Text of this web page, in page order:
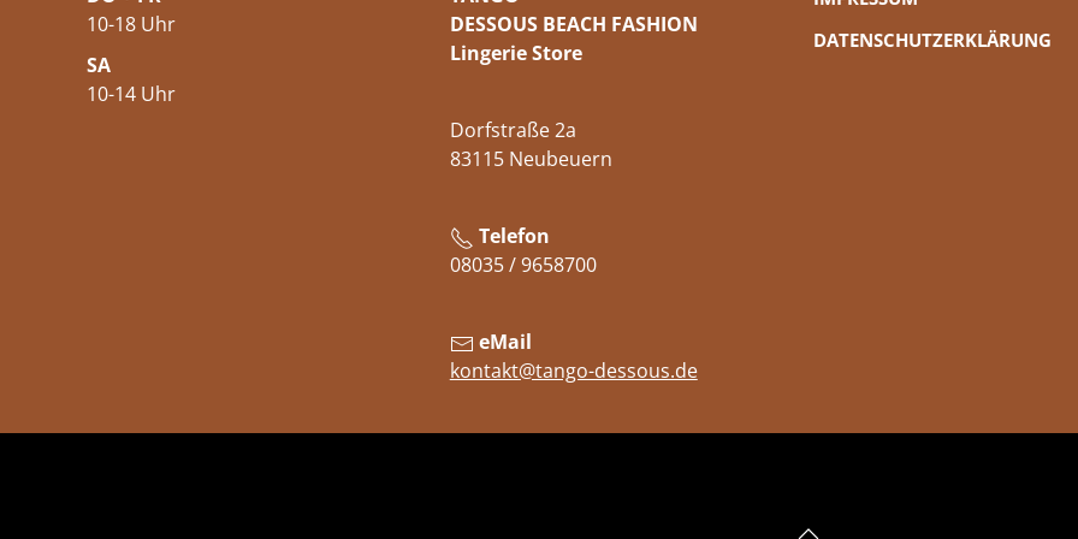
10-18 Uhr
SA
10-14 Uhr
DESSOUS BEACH FASHION
Lingerie Store
Dorfstraße 2a
83115 Neubeuern
Telefon
08035 / 9658700
eMail
kontakt@tango-dessous.de
DATENSCHUTZERKLÄRUNG